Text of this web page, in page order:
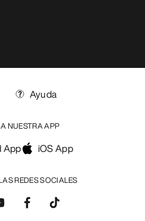
REDES SOCIALES
Ayuda
NUESTRA APP
App iOS App